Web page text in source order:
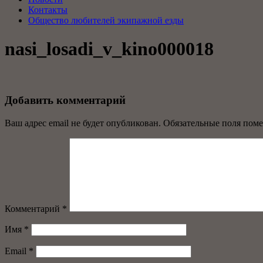
Контакты
Общество любителей экипажной езды
nasi_losadi_v_kino000018
Добавить комментарий
Ваш адрес email не будет опубликован. Обязательные поля
Комментарий *
Имя *
Email *